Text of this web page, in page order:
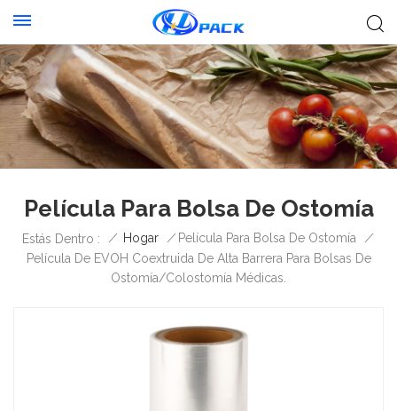
Película Para Bolsa De Ostomía
Estás Dentro : / Hogar / Película Para Bolsa De Ostomía
/
Película De EVOH Coextruida De Alta Barrera Para Bolsas De
Ostomía/colostomía Médicas.